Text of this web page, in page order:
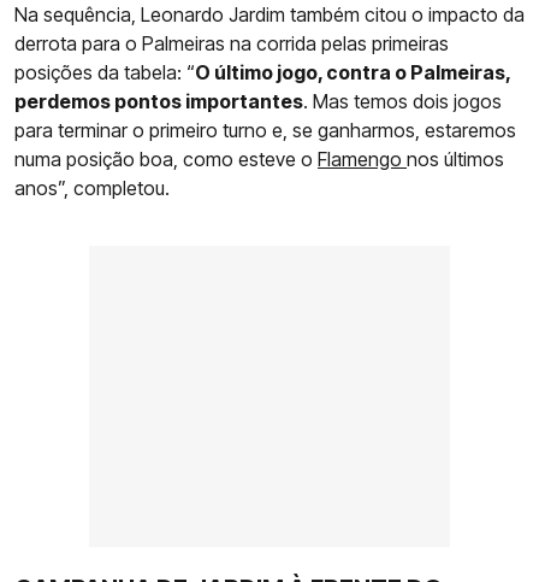
Na sequência, Leonardo Jardim também citou o impacto da
derrota para o Palmeiras na corrida pelas primeiras
posições da tabela: “O último jogo, contra o Palmeiras,
perdemos pontos importantes. Mas temos dois jogos
para terminar o primeiro turno e, se ganharmos, estaremos
numa posição boa, como esteve o Flamengo nos últimos
anos”, completou.